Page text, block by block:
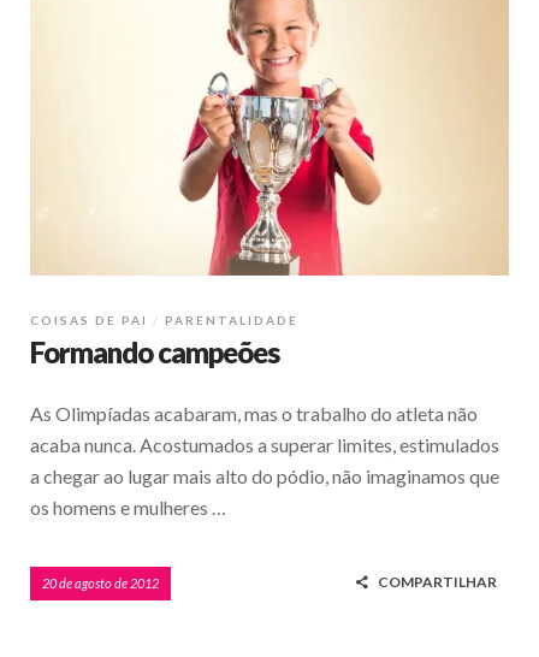
COISAS DE PAI PARENTALIDADE
Formando campeões
As Olimpíadas acabaram, mas o trabalho do atleta não
acaba nunca. Acostumados a superar limites, estimulados
a chegar ao lugar mais alto do pódio, não imaginamos que
os homens e mulheres …
20 de agosto de 2012 COMPARTILHAR